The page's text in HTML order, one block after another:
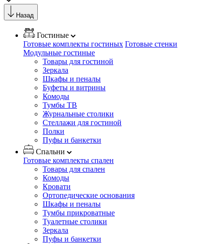
Назад
Гостиные
Готовые комплекты гостиных Готовые стенки
Модульные гостиные
Товары для гостиной
Зеркала
Шкафы и пеналы
Буфеты и витрины
Комоды
Тумбы ТВ
Журнальные столики
Стеллажи для гостиной
Полки
Пуфы и банкетки
Спальни
Готовые комплекты спален
Товары для спален
Комоды
Кровати
Ортопедические основания
Шкафы и пеналы
Тумбы прикроватные
Туалетные столики
Зеркала
Пуфы и банкетки